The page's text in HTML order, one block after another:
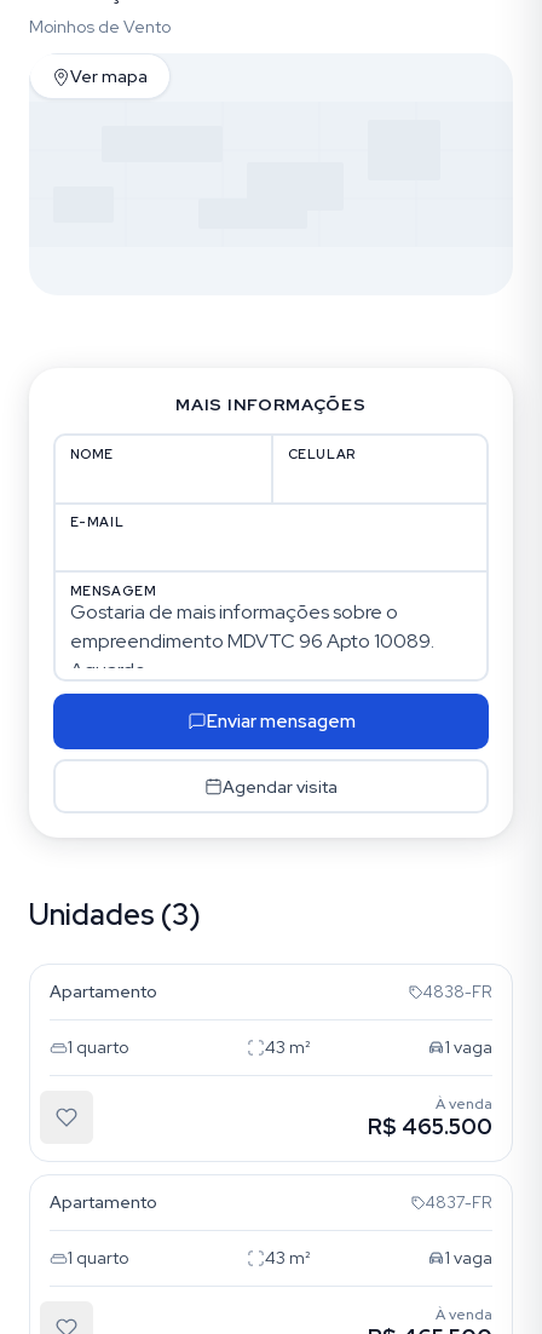
Moinhos de Vento
Ver mapa
MAIS INFORMAÇÕES
NOME CELULAR
E-MAIL
MENSAGEM
Enviar mensagem
Agendar visita
Unidades (3)
Floresta
Apartamento 4838-FR
1 quarto 43 m² 1 vaga
À venda
R$ 465.500
Apartamento 4837-FR
1 quarto 43 m² 1 vaga
À venda